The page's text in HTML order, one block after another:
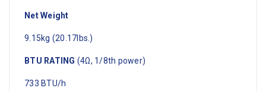
Net Weight
9.15kg (20.17lbs.)
BTU RATING (4Ω, 1/8th power)
733 BTU/h